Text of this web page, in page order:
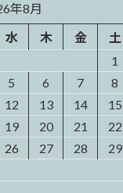
年8月
水 木 金
土
1
5 6 7
8
12 13 14
15
19 20 21
22
26 27 28
29